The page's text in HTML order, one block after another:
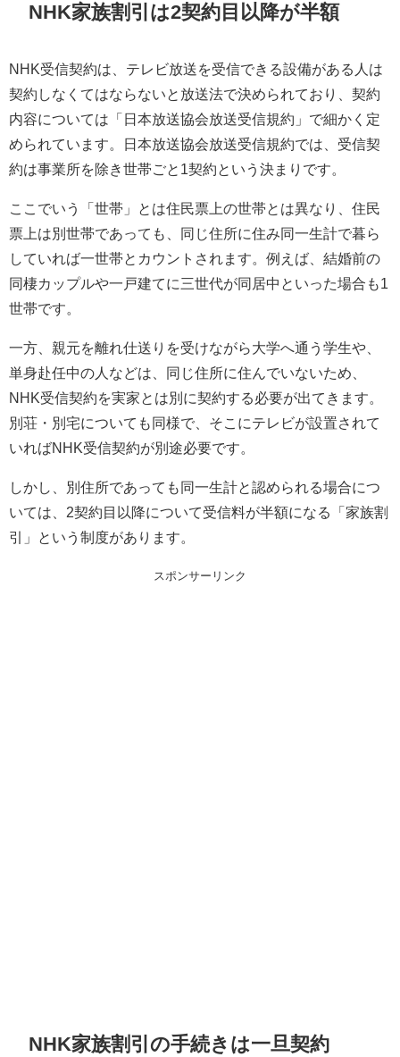
NHK家族割引は2契約目以降が半額
NHK受信契約は、テレビ放送を受信できる設備がある人は
契約しなくてはならないと放送法で決められており、契約
内容については「日本放送協会放送受信規約」で細かく定
められています。日本放送協会放送受信規約では、受信契
約は事業所を除き世帯ごと1契約という決まりです。
ここでいう「世帯」とは住民票上の世帯とは異なり、住民
票上は別世帯であっても、同じ住所に住み同一生計で暮ら
していれば一世帯とカウントされます。例えば、結婚前の
同棲カップルや一戸建てに三世代が同居中といった場合も1
世帯です。
一方、親元を離れ仕送りを受けながら大学へ通う学生や、
単身赴任中の人などは、同じ住所に住んでいないため、
NHK受信契約を実家とは別に契約する必要が出てきます。
別荘・別宅についても同様で、そこにテレビが設置されて
いればNHK受信契約が別途必要です。
しかし、別住所であっても同一生計と認められる場合につ
いては、2契約目以降について受信料が半額になる「家族割
引」という制度があります。
スポンサーリンク
NHK家族割引の手続きは一旦契約